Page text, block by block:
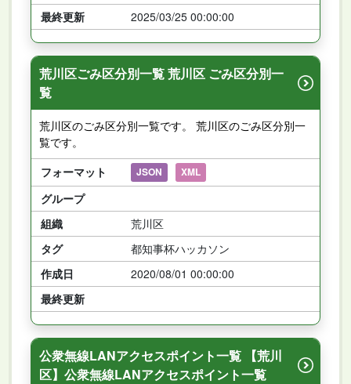
最終更新
2025/03/25 00:00:00
荒川区ごみ区分別一覧 荒川区 ごみ区分別一
覧
荒川区のごみ区分別一覧です。 荒川区のごみ区分別一
覧です。
フォーマット
JSON XML
グループ
組織
荒川区
タグ
都知事杯ハッカソン
作成日
2020/08/01 00:00:00
最終更新
公衆無線LANアクセスポイント一覧 【荒川
区】公衆無線LANアクセスポイント一覧